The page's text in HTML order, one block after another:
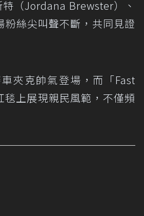
特（Jordana Brewster）、
絲尖叫聲不斷，共同見證
夾克帥氣登場，而「Fast
上展現親民風範，不僅頻